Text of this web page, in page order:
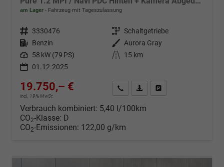
am Lager Fahrzeug mit Tageszulassung
Fahrzeugnr. 3330476 Getriebe Schaltgetriebe
Kraftstoff Benzin Außenfarbe Aurora Gray
Leistung 58 kW (79 PS) Kilometerstand
15 km
01.12.2025
19.750,– €
incl. 19% MwSt.
Wir rufen Sie anFahrzeugexposé (PDF)
Verbrauch kombiniert: 5,40 l/100km
CO2-Klasse: D
CO2-Emissionen: 122,00 g/km